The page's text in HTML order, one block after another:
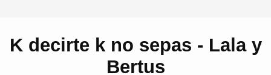
K decirte k no sepas - Lala y
Bertus